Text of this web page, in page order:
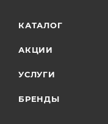
КАТАЛОГ
АКЦИИ
УСЛУГИ
БРЕНДЫ